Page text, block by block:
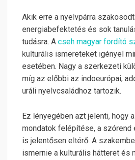
Akik erre a nyelvpárra
energiabefektetés és sok
tudásra. A cseh magyar fordító
kulturális ismereteket igényel
esetében. Nagy a szerkezeti
míg az előbbi az indoeurópai,
uráli nyelvcsaládhoz tartozik.
Ez lényegében azt jelenti, hogy
mondatok felépítése, a szórend
is jelentősen eltérő. A
ismernie a kulturális hátteret és